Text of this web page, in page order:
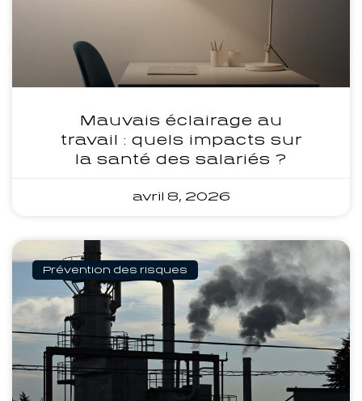
Mauvais éclairage au
travail : quels impacts sur
la santé des salariés ?
avril 8, 2026
Prévention des risques